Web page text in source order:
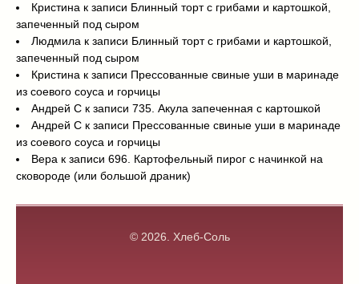
Кристина к записи Блинный торт с грибами и картошкой,
запеченный под сыром
Людмила к записи Блинный торт с грибами и картошкой,
запеченный под сыром
Кристина к записи Прессованные свиные уши в маринаде
из соевого соуса и горчицы
Андрей С к записи 735. Акула запеченная с картошкой
Андрей С к записи Прессованные свиные уши в маринаде
из соевого соуса и горчицы
Вера к записи 696. Картофельный пирог с начинкой на
сковороде (или большой драник)
© 2026. Хлеб-Соль